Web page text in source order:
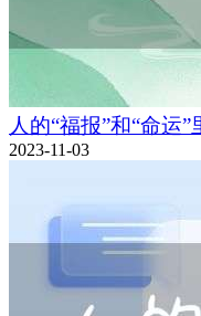
人的“福报”和“命运
2023-11-03